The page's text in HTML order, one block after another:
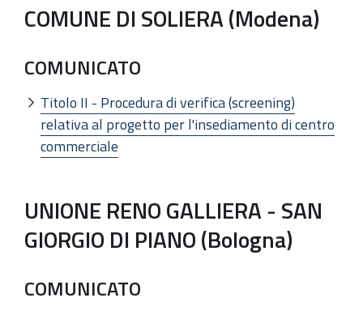
COMUNE DI SOLIERA (Modena)
COMUNICATO
Titolo II - Procedura di verifica (screening)
relativa al progetto per l'insediamento di centro
commerciale
UNIONE RENO GALLIERA - SAN
GIORGIO DI PIANO (Bologna)
COMUNICATO